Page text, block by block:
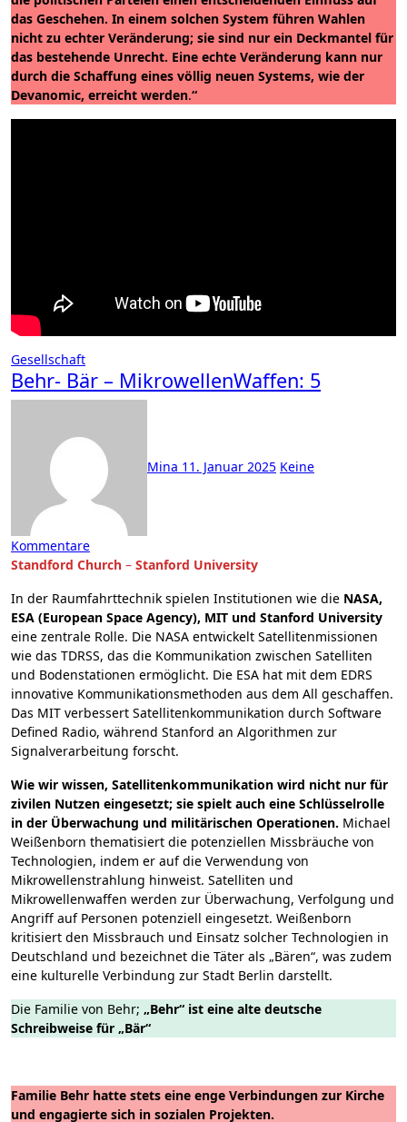
das Geschehen. In einem solchen System führen Wahlen
nicht zu echter Veränderung; sie sind nur ein Deckmantel für
das bestehende Unrecht. Eine echte Veränderung kann nur
durch die Schaffung eines völlig neuen Systems, wie der
Devanomic, erreicht werden.“
Gesellschaft
Behr- Bär – MikrowellenWaffen: 5
Mina 11. Januar 2025 Keine
Kommentare
Standford Church – Stanford University
In der Raumfahrttechnik spielen Institutionen wie die NASA,
ESA (European Space Agency), MIT und Stanford University
eine zentrale Rolle. Die NASA entwickelt Satellitenmissionen
wie das TDRSS, das die Kommunikation zwischen Satelliten
und Bodenstationen ermöglicht. Die ESA hat mit dem EDRS
innovative Kommunikationsmethoden aus dem All geschaffen.
Das MIT verbessert Satellitenkommunikation durch Software
Defined Radio, während Stanford an Algorithmen zur
Signalverarbeitung forscht.
Wie wir wissen, Satellitenkommunikation wird nicht nur für
zivilen Nutzen eingesetzt; sie spielt auch eine Schlüsselrolle
in der Überwachung und militärischen Operationen. Michael
Weißenborn thematisiert die potenziellen Missbräuche von
Technologien, indem er auf die Verwendung von
Mikrowellenstrahlung hinweist. Satelliten und
Mikrowellenwaffen werden zur Überwachung, Verfolgung und
Angriff auf Personen potenziell eingesetzt. Weißenborn
kritisiert den Missbrauch und Einsatz solcher Technologien in
Deutschland und bezeichnet die Täter als „Bären“, was zudem
eine kulturelle Verbindung zur Stadt Berlin darstellt.
Die Familie von Behr; „Behr“ ist eine alte deutsche
Schreibweise für „Bär“
Familie Behr hatte stets eine enge Verbindungen zur Kirche
und engagierte sich in sozialen Projekten.